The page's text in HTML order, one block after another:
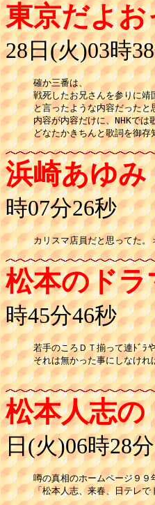
東京だよ
28日(火)03時
確か三番は、
戦死したお兄さんを参りに靖
と言ったような内容だったと
内容が内容だけに、NHKで
どなたかきちんと歌詞を御
浜崎あゆみ
時07分26秒
カリスマ店員だと思ってた。
松本のドラ
時45分46秒
若手のころＤＴ揃って連ﾄﾞﾗ
それは無かった事にしなけ
松本人志の
日(火)06時28
噂の真相のホームページ９
「松本人志、来春、日テレで